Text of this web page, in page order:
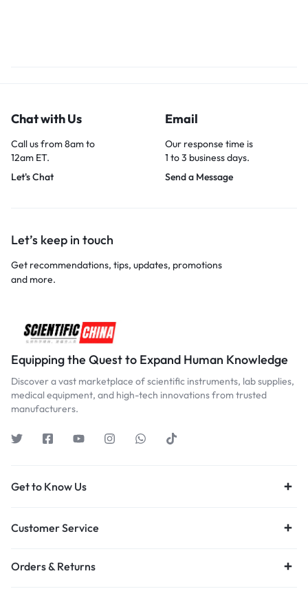
Chat with Us
Call us from 8am to
12am ET.
Let's Chat
Email
Our response time is
1 to 3 business days.
Send a Message
Let’s keep in touch
Get recommendations, tips, updates, promotions
and more.
Equipping the Quest to Expand Human Knowledge
Discover a vast marketplace of scientific instruments, lab supplies,
medical equipment, and high-tech innovations from trusted
manufacturers.
Get to Know Us
Customer Service
Orders & Returns